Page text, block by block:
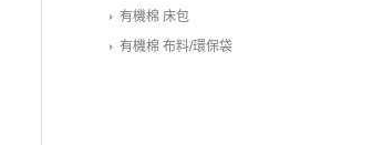
有機棉 床包
有機棉 布料/環保袋